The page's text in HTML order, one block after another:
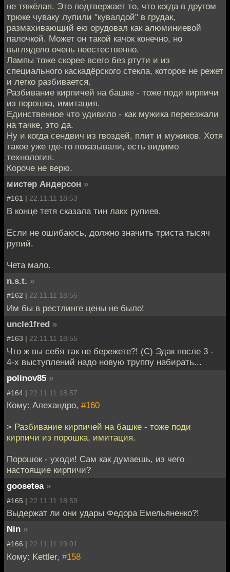
не тяжёлая. Это подтвержает то, что когда в другом
трюке чуваку лупили "кувалдой" в грудак,
размахивающий ею орудовал как алюминиевой
палочкой. Может он такой качок конечно, но
выглядело очень неестественно.
Лампы тоже скорее всего без ртути и из
специального каскадёрского стекла, которое не режет
и легко разбивается.
Разбивание кирпичей на башке - тоже поди кирпичи
из порошка, имитация.
Единственное что удивило - как мужика переезжали
на тачке, это да.
Ну и когда сендвич из гвоздей, плит и мужиков. Хотя
такое уже где-то показывали, есть видимо
технология.
Короче не верю.
мистер Андерсон »
#161 | 22.11.11 18:53
В конце тетя сказала тин лакх рупиев.
Если не ошибаюсь, должно значить триста тысяч
рупий.
Чета мало.
n.s.t. »
#162 | 22.11.11 18:55
Им бы в рестлинге цены не было!
uncle1fred »
#163 | 22.11.11 18:55
Что ж вы себя так не бережете?! (С) Эдак после 3 -
4-х выступлений надо новую труппу набирать...
polinov85 »
#164 | 22.11.11 18:57
Кому: Алехандро, #160
> Разбивание кирпичей на башке - тоже поди
кирпичи из порошка, имитация.
Порошок - уходи! Сам как думаешь, из чего
настоящие кирпичи?
goosetea »
#165 | 22.11.11 18:59
Выдержат ли они удары Федора Емельяненко?!
Nin »
#166 | 22.11.11 19:01
Кому: Kettler, #158